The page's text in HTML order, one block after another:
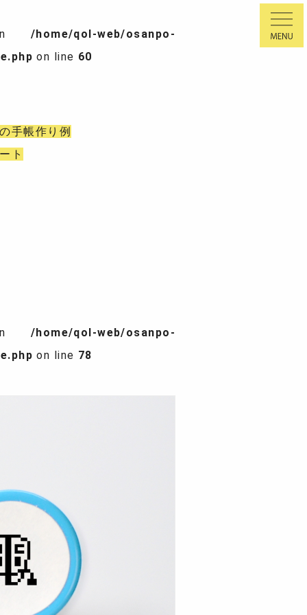
in /home/qol-web/osanpo-
on line 60
手帳作り例
ト
in /home/qol-web/osanpo-
on line 78
MENU